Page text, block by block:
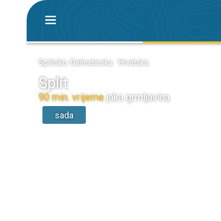
Splitsko-Dalmatinska · Hrvatska
Split
90 min. vrijemejaka grmljavina
sada